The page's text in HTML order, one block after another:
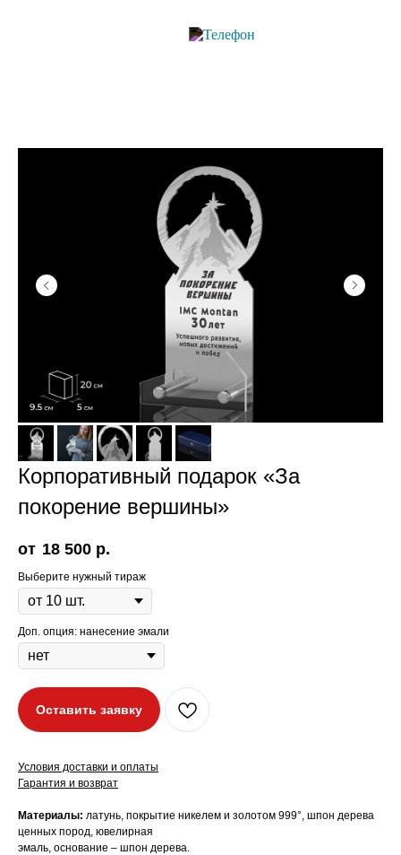
Корпоративный подарок «За
покорение вершины»
18 500 р.
Выберите нужный тираж
Доп. опция: нанесение эмали
Оставить заявку
Условия доставки и оплаты
Гарантия и возврат
Материалы: латунь, покрытие никелем и золотом 999°, шпон дерева
ценных пород, ювелирная
эмаль, основание – шпон дерева.